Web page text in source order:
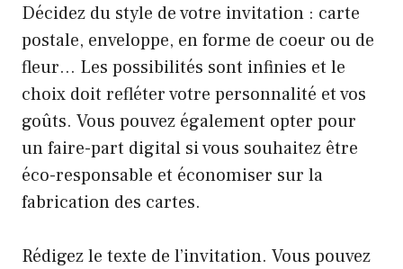
Décidez du style de votre invitation : carte
postale, enveloppe, en forme de coeur ou de
fleur… Les possibilités sont infinies et le
choix doit refléter votre personnalité et vos
goûts. Vous pouvez également opter pour
un faire-part digital si vous souhaitez être
éco-responsable et économiser sur la
fabrication des cartes.
Rédigez le texte de l’invitation. Vous pouvez